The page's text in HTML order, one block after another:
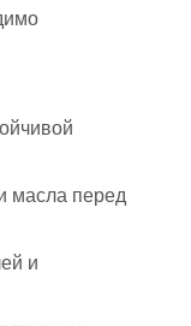
масла перед
и